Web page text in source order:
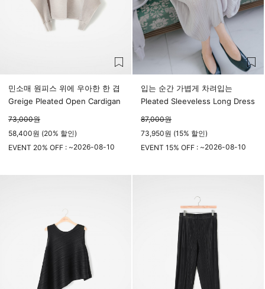
민소매 원피스 위에 우아한 한 겹
Greige Pleated Open Cardigan
73,000원
58,400원 (20% 할인)
EVENT 20% OFF : ~2026-08-10
입는 순간 가볍게 차려입는
Pleated Sleeveless Long Dress
87,000원
73,950원 (15% 할인)
EVENT 15% OFF : ~2026-08-10